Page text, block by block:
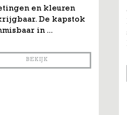
en kleuren
De kapstok
in ...
BEKIJK